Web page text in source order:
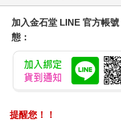
加入金石堂 LINE 官方帳
態：
提醒您！！